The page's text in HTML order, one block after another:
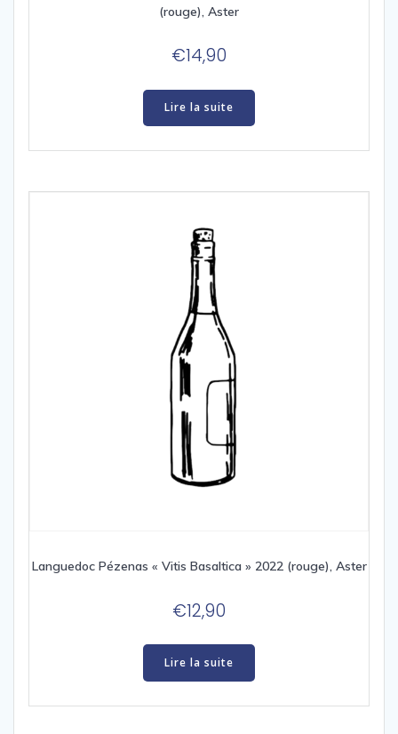
(rouge), Aster
€14,90
Lire la suite
Languedoc Pézenas « Vitis Basaltica » 2022 (rouge), Aster
€12,90
Lire la suite